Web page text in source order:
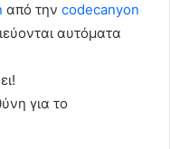
από την codecanyon
αυτόματα
για το